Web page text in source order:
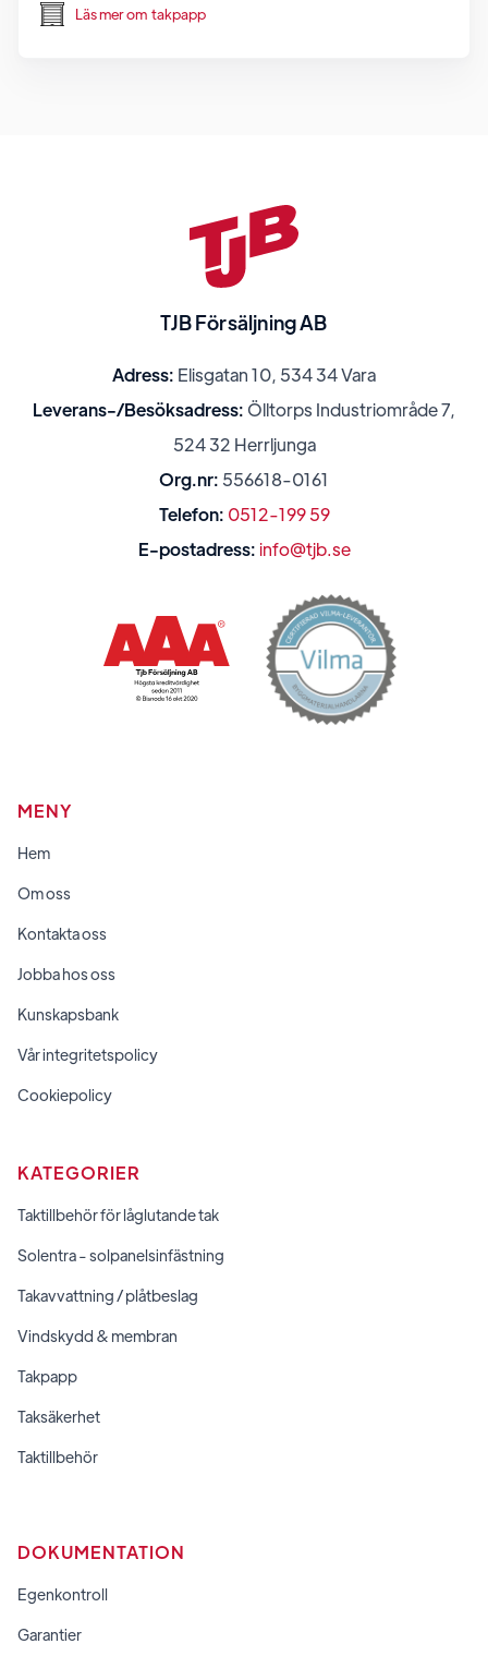
Läs mer om takpapp
TJB Försäljning AB
Adress: Elisgatan 10, 534 34 Vara
Leverans-/Besöksadress: Ölltorps Industriområde 7,
524 32 Herrljunga
Org.nr: 556618-0161
Telefon: 0512-199 59
E-postadress: info@tjb.se
MENY
Hem
Om oss
Kontakta oss
Jobba hos oss
Kunskapsbank
Vår integritetspolicy
Cookiepolicy
KATEGORIER
Taktillbehör för låglutande tak
Solentra - solpanelsinfästning
Takavvattning / plåtbeslag
Vindskydd & membran
Takpapp
Taksäkerhet
Taktillbehör
DOKUMENTATION
Egenkontroll
Garantier